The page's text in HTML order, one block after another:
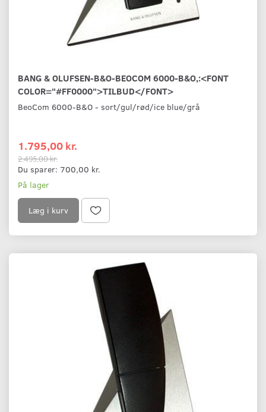
BANG & OLUFSEN-B&O-BEOCOM 6000-B&O,:<FONT
COLOR="#FF0000">TILBUD</FONT>
BeoCom 6000-B&O - sort/gul/rød/ice blue/grå
1.795,00 kr.
2.495,00 kr.
Du sparer: 700,00 kr.
På lager
Læg i kurv